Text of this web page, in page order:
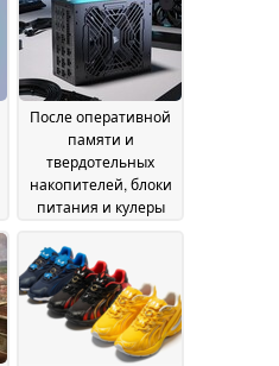
08 July 2026
После оперативной
памяти и
твердотельных
накопителей, блоки
питания и кулеры
следующие в
очереди на
повышение цен11
January 2026